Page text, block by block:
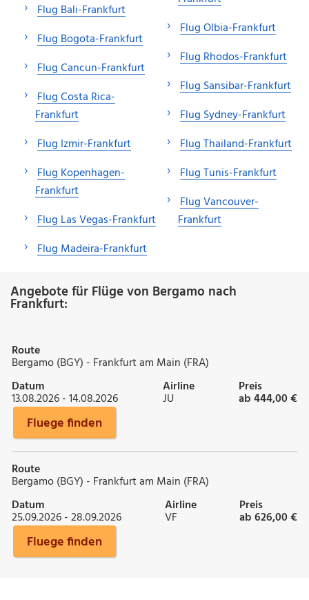
Flug Bali-Frankfurt
Flug Bogota-Frankfurt
Flug Cancun-Frankfurt
Flug Costa Rica-
Frankfurt
Flug Izmir-Frankfurt
Flug Kopenhagen-
Frankfurt
Flug Las Vegas-Frankfurt
Flug Madeira-Frankfurt
Flug Olbia-Frankfurt
Flug Rhodos-Frankfurt
Flug Sansibar-Frankfurt
Flug Sydney-Frankfurt
Flug Thailand-Frankfurt
Flug Tunis-Frankfurt
Flug Vancouver-
Frankfurt
Angebote für Flüge von Bergamo nach
Frankfurt:
Route
Bergamo (BGY) - Frankfurt am Main (FRA)
Datum
13.08.2026 - 14.08.2026
Airline
JU
Preis
ab 444,00 €
Fluege finden
Route
Bergamo (BGY) - Frankfurt am Main (FRA)
Datum
25.09.2026 - 28.09.2026
Airline
VF
Preis
ab 626,00 €
Fluege finden